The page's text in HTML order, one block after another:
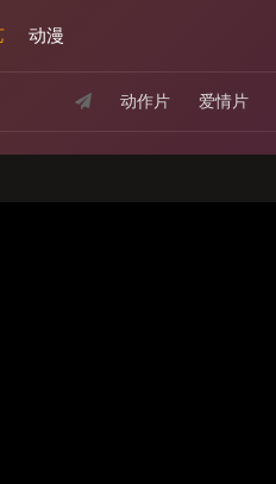
动漫
动作片 爱情片